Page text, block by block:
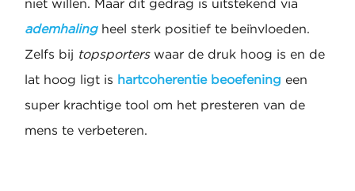
niet willen. Maar dit gedrag is uitstekend via
ademhalingheel sterk positief te beïnvloeden.
Zelfs bij topsporterswaar de druk hoog is en de
lat hoog ligt is hartcoherentie beoefening een
super krachtige tool om het presteren van de
mens te verbeteren.